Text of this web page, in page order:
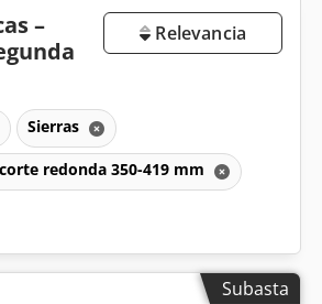
–
Relevancia
Sierras
redonda 350-419 mm
Subasta